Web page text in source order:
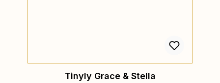
Tinyly Grace & Stella